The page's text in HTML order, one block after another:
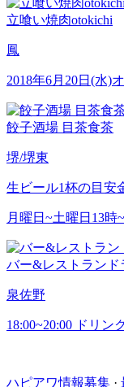
立喰い焼肉otokichi
鳳
2018年6月20日(水)
餃子酒場 目茶食茶
堺/堺東
生ビール1杯の目安
月曜日~土曜日13時
バー&レストランド
泉佐野
18:00~20:00 ドリン
ハピアワ情報募集 ·